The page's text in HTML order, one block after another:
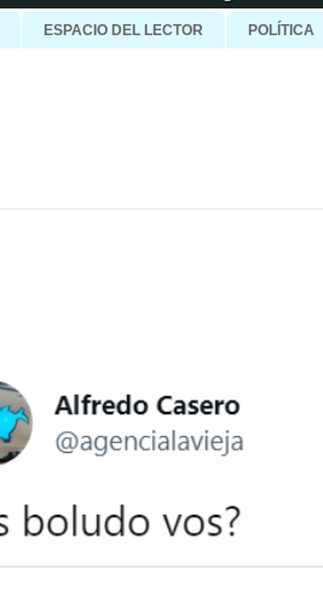
ESPACIO DEL LECTOR POLÍTICA